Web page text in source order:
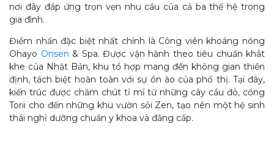
nơi đây đáp ứng trọn vẹn nhu cầu của cả ba thế hệ trong
gia đình.
Điểm nhấn đặc biệt nhất chính là Công viên khoáng nóng
Ohayo Onsen & Spa. Được vận hành theo tiêu chuẩn khắt
khe của Nhật Bản, khu tổ hợp mang đến không gian thiền
định, tách biệt hoàn toàn với sự ồn ào của phố thị. Tại đây,
kiến trúc được chăm chút tỉ mỉ từ những cây cầu đỏ, cổng
Torii cho đến những khu vườn sỏi Zen, tạo nên một hệ sinh
thái nghỉ dưỡng chuẩn y khoa và đẳng cấp.